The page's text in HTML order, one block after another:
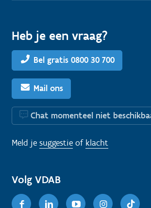
Heb je een vraag?
Bel gratis 0800 30 700
Mail ons
Chat momenteel niet
Meld je suggestie of klacht
Volg VDAB
FacebookLinkedinYoutube